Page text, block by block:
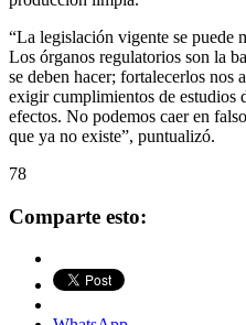
“La legislación vigente se puede
Los órganos regulatorios son la
se deben hacer; fortalecerlos nos
exigir cumplimientos de estudios
efectos. No podemos caer en
que ya no existe”, puntualizó.
78
Comparte esto: